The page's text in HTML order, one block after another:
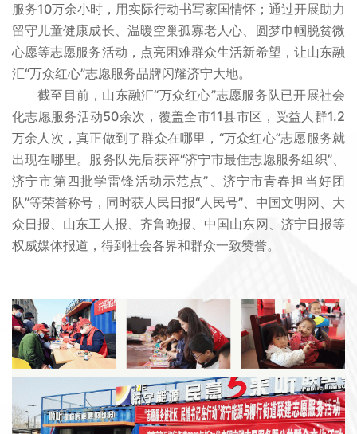
服务10万余小时，用实际行动书写家国情怀；通过开展助力
留守儿童健康成长、温暖空巢孤寡老人心、圆梦巾帼脱贫微
心愿等志愿服务活动，点亮困难群众生活新希望，让山东融
汇“万众红心”志愿服务品牌闪耀济宁大地。
截至目前，山东融汇“万众红心”志愿服务队已开展社会
化志愿服务活动50余次，覆盖全市11县市区，受益人群1.2
万余人次，真正做到了群众在哪里，“万众红心”志愿服务就
出现在哪里。服务队先后获评“济宁市最佳志愿服务组织”、
济宁市第四批学雷锋活动示范点”、济宁市青春担当好团
队”等荣誉称号，同时获人民日报“人民号”、中国文明网、大
众日报、山东工人报、齐鲁晚报、中国山东网、济宁日报等
权威媒体报道，得到社会各界和群众一致赞誉。